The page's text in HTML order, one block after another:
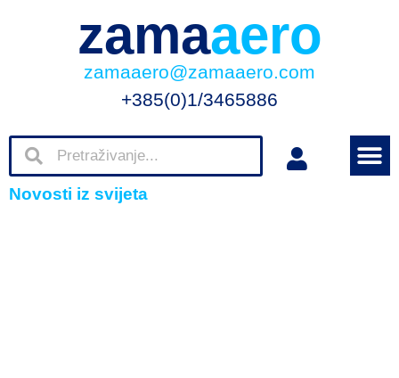
zamaaero
zamaaero@zamaaero.com
+385(0)1/3465886
Novosti iz svijeta